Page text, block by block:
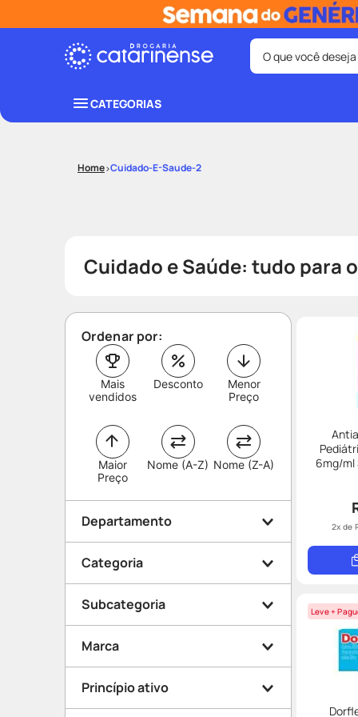
O que você deseja
CATEGORIAS
Cuidado-E-Saude-2
Cuidado e Saúde: tudo para
Ordenar por:
Mais
vendidos
Desconto
Maior
Preço
Menor
Preço
Nome (A-Z) Nome (Z-A)
Departamento
Medicamentos
Saúde e Bem Estar
Aparelhos
Categoria
Suplementos alimentares
Dor e Febre
Vitaminas e Suplementos
Aparelho Digestivo
Subcategoria
Suplemento Vitamínico
Mineral
Marca
Targifor
Princípio ativo
6mg/ml
2x de
Leve +